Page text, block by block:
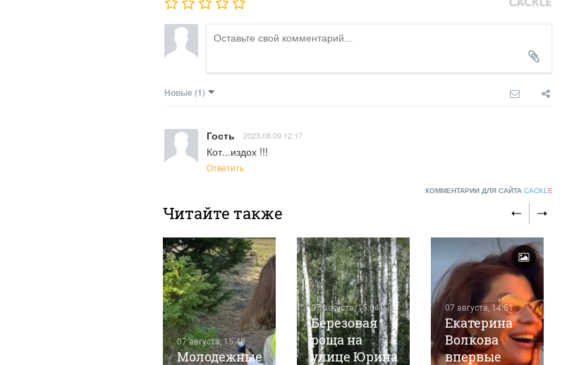
Новые (1)
Гость 2023.08.09 12:17
Кот...издох !!!
Ответить
КОММЕНТАРИИ ДЛЯ САЙТА CACKL E
Читайте также
07 августа, 15:48
Молодежные
07 августа, 15:04
Березовая
роща на
улице Юрина
07 августа, 14:51
Екатерина
Волкова
впервые